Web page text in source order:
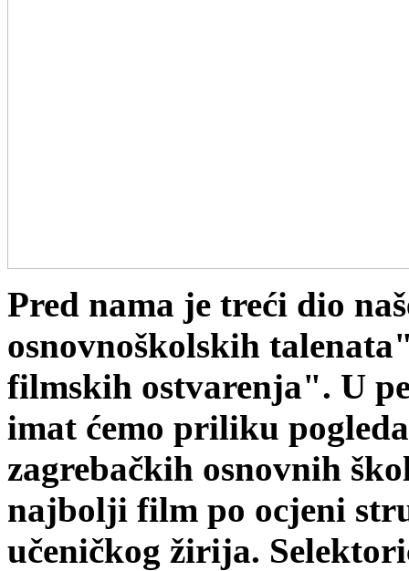
Pred nama je treći dio
osnovnoškolskih
filmskih ostvarenja". U
imat ćemo priliku
zagrebačkih osnovnih
najbolji film po ocjeni
učeničkog žirija.